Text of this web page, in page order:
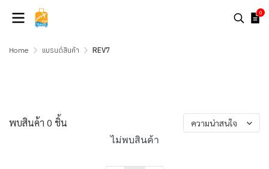
0
Home แบรนด์สินค้า REV7
พบสินค้า 0 ชิ้น ความน่าสนใจ
ไม่พบสินค้า